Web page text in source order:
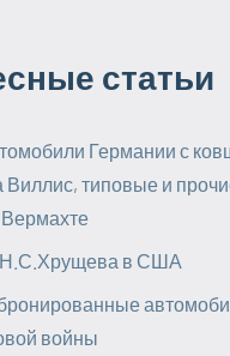
статьи
Германии с
Виллис, типовые и
Н.С.Хрущева в США
войны